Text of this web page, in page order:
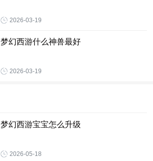
2026-03-19
梦幻西游什么神兽最好
2026-03-19
梦幻西游宝宝怎么升级
2026-05-18